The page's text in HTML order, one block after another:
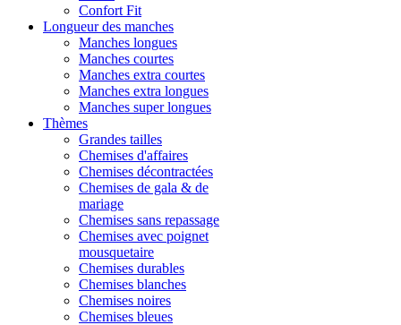
Confort Fit
Longueur des manches
Manches longues
Manches courtes
Manches extra courtes
Manches extra longues
Manches super longues
Thèmes
Grandes tailles
Chemises d'affaires
Chemises décontractées
Chemises de gala & de
mariage
Chemises sans repassage
Chemises avec poignet
mousquetaire
Chemises durables
Chemises blanches
Chemises noires
Chemises bleues